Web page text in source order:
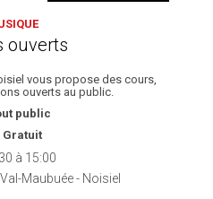
ouverts
vous propose des cours,
ouverts au public.
public
Gratuit
à 15:00
Maubuée - Noisiel